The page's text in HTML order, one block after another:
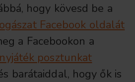
hogy kövesd be a
Facebook oldalát
a Facebookon a
posztunkat
barátaiddal, hogy ők is